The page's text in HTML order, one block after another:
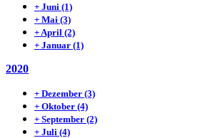
+ Juni (1)
+ Mai (3)
+ April (2)
+ Januar (1)
2020
+ Dezember (3)
+ Oktober (4)
+ September (2)
+ Juli (4)